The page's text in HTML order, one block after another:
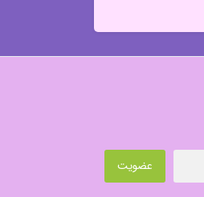
عضویت